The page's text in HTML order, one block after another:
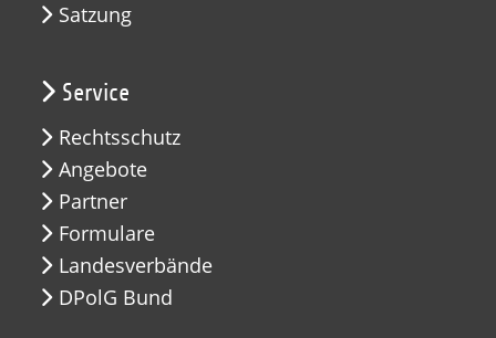
Satzung
Service
Rechtsschutz
Angebote
Partner
Formulare
Landesverbände
DPolG Bund